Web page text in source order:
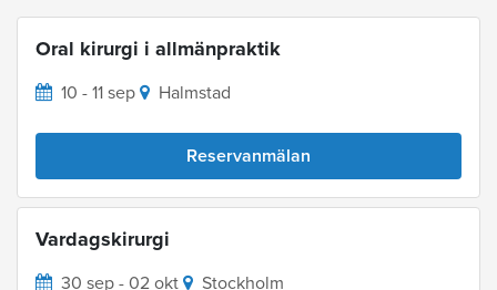
Oral kirurgi i allmänpraktik
10 - 11 sep Halmstad
Reservanmälan
Vardagskirurgi
30 sep - 02 okt Stockholm